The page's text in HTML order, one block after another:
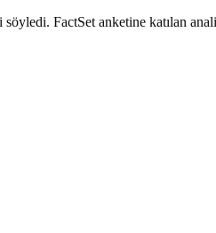
FactSet anketine katılan